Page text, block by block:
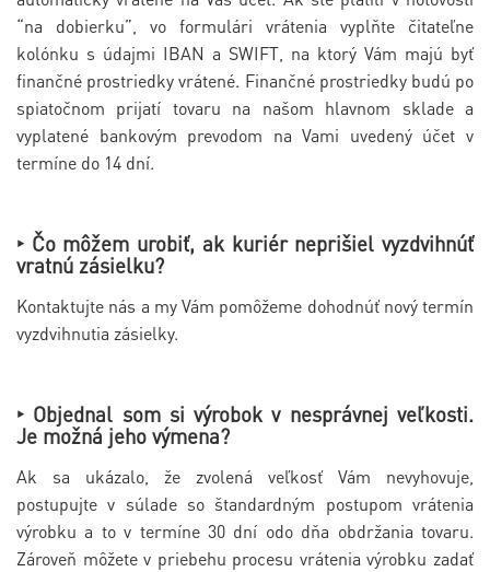
“na dobierku”, vo formulári vrátenia vyplňte čitateľne
kolónku s údajmi IBAN a SWIFT, na ktorý Vám majú byť
finančné prostriedky vrátené. Finančné prostriedky budú po
spiatočnom prijatí tovaru na našom hlavnom sklade a
vyplatené bankovým prevodom na Vami uvedený účet v
termíne do 14 dní.
‣ Čo môžem urobiť, ak kuriér neprišiel vyzdvihnúť
vratnú zásielku?
Kontaktujte nás a my Vám pomôžeme dohodnúť nový termín
vyzdvihnutia zásielky.
‣ Objednal som si výrobok v nesprávnej veľkosti.
Je možná jeho výmena?
Ak sa ukázalo, že zvolená veľkosť Vám nevyhovuje,
postupujte v súlade so štandardným postupom vrátenia
výrobku a to v termíne 30 dní odo dňa obdržania tovaru.
Zároveň môžete v priebehu procesu vrátenia výrobku zadať